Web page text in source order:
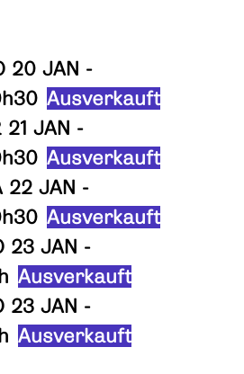
20 JAN -
Ausverkauft
21 JAN -
Ausverkauft
22 JAN -
Ausverkauft
23 JAN -
Ausverkauft
23 JAN -
Ausverkauft